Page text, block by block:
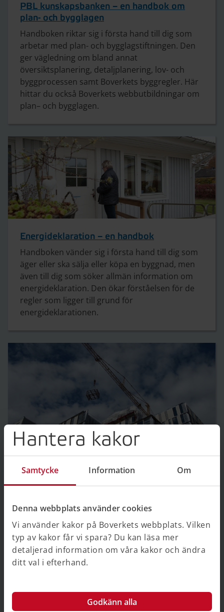
Hantera kakor
Samtycke Information Om
Denna webbplats använder cookies
Vi använder kakor på Boverkets webbplats. Vilken
typ av kakor får vi spara? Du kan läsa mer
detaljerad information om våra kakor och ändra
ditt val i efterhand.
Godkänn alla
PBL kunskapsbanken – en handbok om
plan- och bygglagen
Handboken riktar sig i första hand till dig som
arbetar med plan- och bygglagstiftningen. Den
ger vägledning om bland annat
översiktsplanering, detaljplanering, lov- och
byggprocessen samt Boverkets byggregler. Här
hittar du också Boverkets webbutbildningar om
plan– och bygglagen.
Energideklaration – en handbok
Handboken vänder sig i första hand till dig som
äger eller ska sälja eller köpa en byggnad, men
även till dig som söker allmän information om
energideklaration. Den ökar förståelsen för de
regler som ligger till grund för
energideklarationen.
Klimatdeklaration – en handbok
Handboken är till för dig som ska
klimatdeklarera en byggnad eller på andra sätt
berörs av kravet på klimatdeklaration för